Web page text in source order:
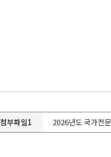
첨부파일1 2026년도 국가전